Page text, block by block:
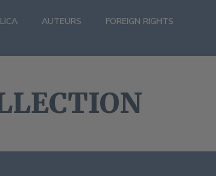
AUTEURS
FOREIGN RIGHTS